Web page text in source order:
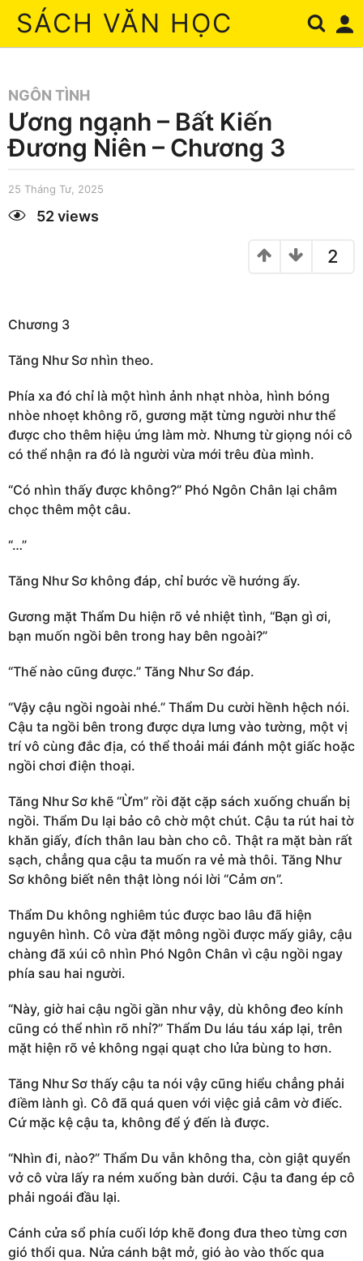
SÁCH VĂN HỌC
NGÔN TÌNH
Ương ngạnh – Bất Kiến
Đương Niên – Chương 3
25 Tháng Tư, 2025
52views
2
Chương 3
Tăng Như Sơ nhìn theo.
Phía xa đó chỉ là một hình ảnh nhạt nhòa, hình bóng
nhòe nhoẹt không rõ, gương mặt từng người như thể
được cho thêm hiệu ứng làm mờ. Nhưng từ giọng nói cô
có thể nhận ra đó là người vừa mới trêu đùa mình.
“Có nhìn thấy được không?” Phó Ngôn Chân lại châm
chọc thêm một câu.
“…”
Tăng Như Sơ không đáp, chỉ bước về hướng ấy.
Gương mặt Thẩm Du hiện rõ vẻ nhiệt tình, “Bạn gì ơi,
bạn muốn ngồi bên trong hay bên ngoài?”
“Thế nào cũng được.” Tăng Như Sơ đáp.
“Vậy cậu ngồi ngoài nhé.” Thẩm Du cười hềnh hệch nói.
Cậu ta ngồi bên trong được dựa lưng vào tường, một vị
trí vô cùng đắc địa, có thể thoải mái đánh một giấc hoặc
ngồi chơi điện thoại.
Tăng Như Sơ khẽ “Ừm” rồi đặt cặp sách xuống chuẩn bị
ngồi. Thẩm Du lại bảo cô chờ một chút. Cậu ta rút hai tờ
khăn giấy, đích thân lau bàn cho cô. Thật ra mặt bàn rất
sạch, chẳng qua cậu ta muốn ra vẻ mà thôi. Tăng Như
Sơ không biết nên thật lòng nói lời “Cảm ơn”.
Thẩm Du không nghiêm túc được bao lâu đã hiện
nguyên hình. Cô vừa đặt mông ngồi được mấy giây, cậu
chàng đã xúi cô nhìn Phó Ngôn Chân vì cậu ngồi ngay
phía sau hai người.
“Này, giờ hai cậu ngồi gần như vậy, dù không đeo kính
cũng có thể nhìn rõ nhỉ?” Thẩm Du láu táu xáp lại, trên
mặt hiện rõ vẻ không ngại quạt cho lửa bùng to hơn.
Tăng Như Sơ thấy cậu ta nói vậy cũng hiểu chẳng phải
điềm lành gì. Cô đã quá quen với việc giả câm vờ điếc.
Cứ mặc kệ cậu ta, không để ý đến là được.
“Nhìn đi, nào?” Thẩm Du vẫn không tha, còn giật quyển
vở cô vừa lấy ra ném xuống bàn dưới. Cậu ta đang ép cô
phải ngoái đầu lại.
Cánh cửa sổ phía cuối lớp khẽ đong đưa theo từng cơn
gió thổi qua. Nửa cánh bật mở, gió ào vào thốc qua